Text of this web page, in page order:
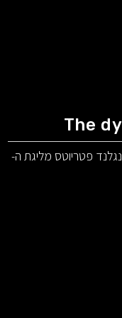
The
פטריוטס מליגת ה-